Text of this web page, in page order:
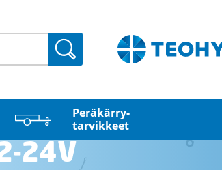
Haku
Peräkärry­
tarvikkeet
24V